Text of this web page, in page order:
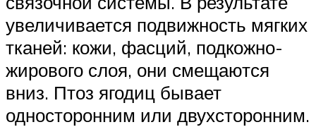
увеличивается подвижность мягких
тканей: кожи, фасций, подкожно-
жирового слоя, они смещаются
вниз. Птоз ягодиц бывает
односторонним или двухсторонним.